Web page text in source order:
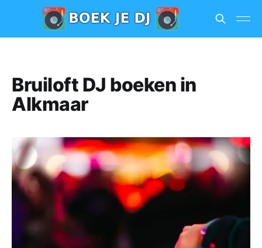
Bruiloft DJ boeken in
Alkmaar